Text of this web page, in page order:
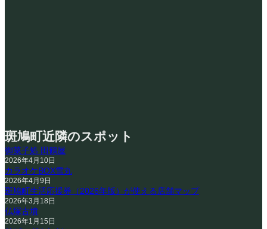
斑鳩町近隣のスポット
御菓子処 田鶴屋
2026年4月10日
カラオケBOX雪丸
2026年4月9日
斑鳩町生活応援券（2026年版）が使える店舗マップ
2026年3月18日
仏塚古墳
2026年1月15日